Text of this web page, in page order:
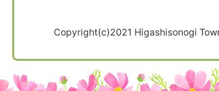
Copyright(c)2021 Higashisonogi